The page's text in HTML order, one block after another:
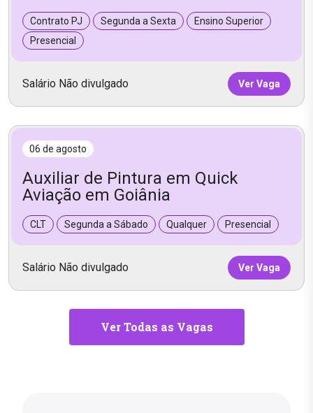
Contrato PJ Segunda a Sexta
Ensino Superior
Presencial
Salário Não divulgado Ver Vaga
06 de agosto
Auxiliar de Pintura em Quick
Aviação em Goiânia
CLT Segunda a Sábado Qualquer Presencial
Salário Não divulgado Ver Vaga
Ver Todas as Vagas